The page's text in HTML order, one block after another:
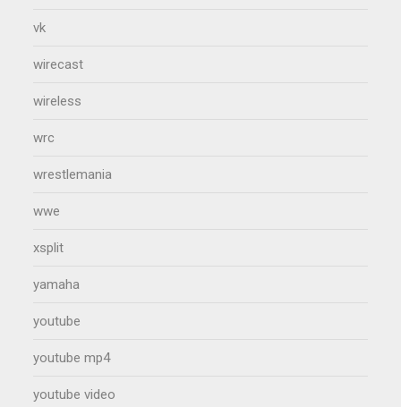
vk
wirecast
wireless
wrc
wrestlemania
wwe
xsplit
yamaha
youtube
youtube mp4
youtube video